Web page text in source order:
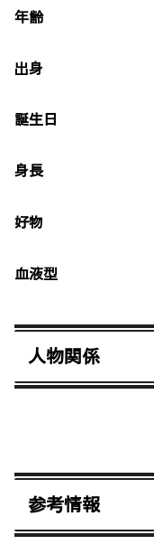
年齢
出身
誕生日
身長
好物
血液型
人物関係
参考情報